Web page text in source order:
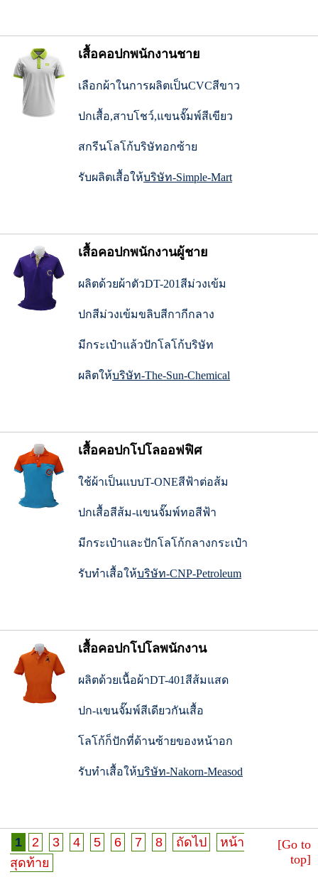
เสื้อคอปกพนักงานชาย
เลือกผ้าในการผลิตเป็นCVCสีขาว
ปกเสื้อ,สาบโชว์,แขนจั๊มพ์สีเขียว
สกรีนโลโก้บริษัทอกซ้าย
รับผลิตเสื้อให้บริษัท-Simple-Mart
เสื้อคอปกพนักงานผู้ชาย
ผลิตด้วยผ้าตัวDT-201สีม่วงเข้ม
ปกสีม่วงเข้มขลิบสีกากีกลาง
มีกระเป๋าแล้วปักโลโก้บริษัท
ผลิตให้บริษัท-The-Sun-Chemical
เสื้อคอปกโปโลออฟฟิศ
ใช้ผ้าเป็นแบบT-ONEสีฟ้าต่อส้ม
ปกเสื้อสีส้ม-แขนจั๊มพ์ทอสีฟ้า
มีกระเป๋าและปักโลโก้กลางกระเป๋า
รับทำเสื้อให้บริษัท-CNP-Petroleum
เสื้อคอปกโปโลพนักงาน
ผลิตด้วยเนื้อผ้าDT-401สีส้มแสด
ปก-แขนจั๊มพ์สีเดียวกันเสื้อ
โลโก้ก็ปักที่ด้านซ้ายของหน้าอก
รับทำเสื้อให้บริษัท-Nakorn-Measod
1 2 3 4 5 6 7 8 ถัดไป
หน้า
สุดท้าย
[Go to
top]